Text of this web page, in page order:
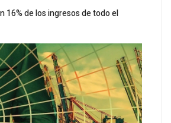
16% de los ingresos de todo el